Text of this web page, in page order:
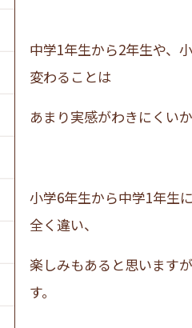
中学1年生から2年生や、
変わることは
あまり実感がわきにくい
小学6年生から中学1年生
全く違い、
楽しみもあると思います
す。